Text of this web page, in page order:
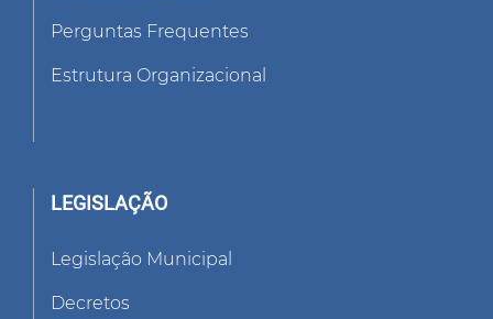
Perguntas Frequentes
Estrutura Organizacional
LEGISLAÇÃO
Legislação Municipal
Decretos